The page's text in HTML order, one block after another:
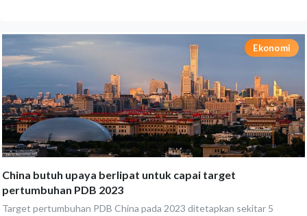
Ekonomi
China butuh upaya berlipat untuk capai target
pertumbuhan PDB 2023
Target pertumbuhan PDB China pada 2023 ditetapkan sekitar 5